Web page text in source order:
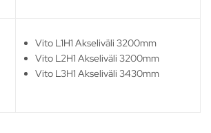
Vito L1H1 Akseliväli 3200mm
Vito L2H1 Akseliväli 3200mm
Vito L3H1 Akseliväli 3430mm